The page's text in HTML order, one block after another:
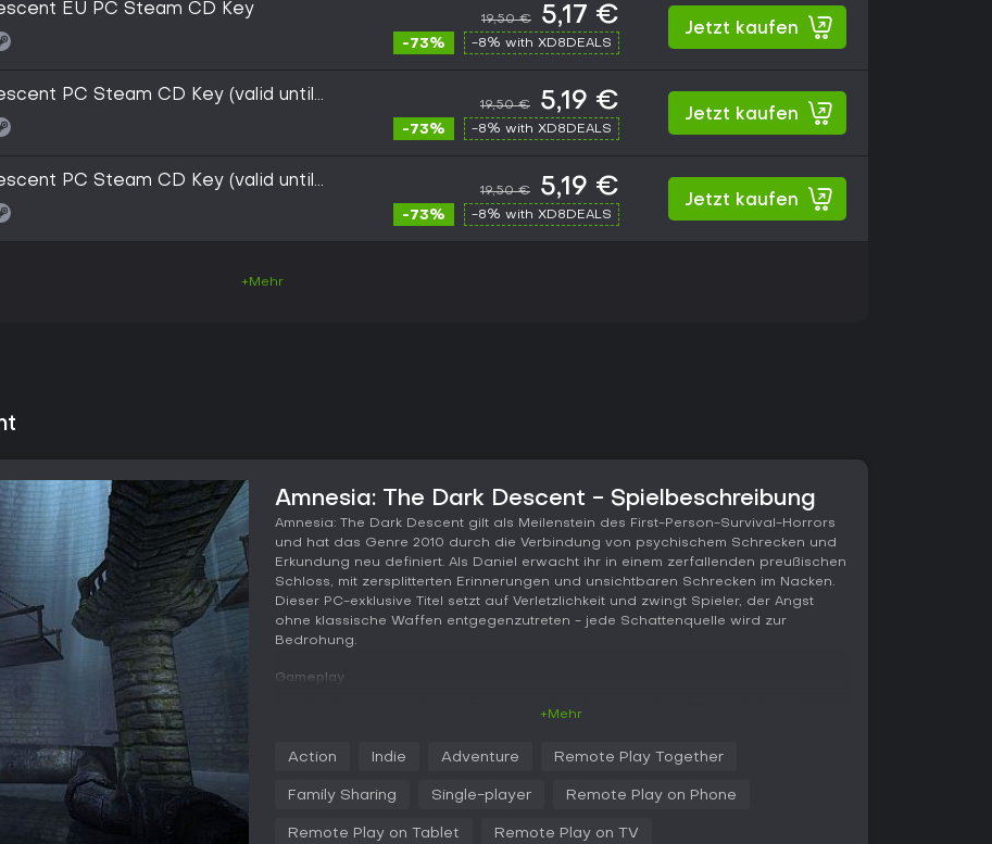
EU PC Steam CD Key
19,50 € 5,17 €
-73% -8% with XD8DEALS
Jetzt kaufen
PC Steam CD Key (valid until
19,50 € 5,19 €
-73% -8% with XD8DEALS
Jetzt kaufen
PC Steam CD Key (valid until
19,50 € 5,19 €
-73% -8% with XD8DEALS
Jetzt kaufen
+Mehr
Amnesia: The Dark Descent - Spielbeschreibung
Amnesia: The Dark Descent gilt als Meilenstein des First-Person-Survival-Horrors
und hat das Genre 2010 durch die Verbindung von psychischem Schrecken und
Erkundung neu definiert. Als Daniel erwacht ihr in einem zerfallenden preußischen
Schloss, mit zersplitterten Erinnerungen und unsichtbaren Schrecken im Nacken.
Dieser PC-exklusive Titel setzt auf Verletzlichkeit und zwingt Spieler, der Angst
ohne klassische Waffen entgegenzutreten - jede Schattenquelle wird zur
Bedrohung.
Gameplay
halten, denn Finsternis frisst euren Verstandsstab ab. Das Anstarren von
akustischen Halluzinationen führt und die Spannung steigert. Ohne
+Mehr
Action Indie Adventure Remote Play Together
Family Sharing Single-player Remote Play on Phone
Remote Play on Tablet Remote Play on TV